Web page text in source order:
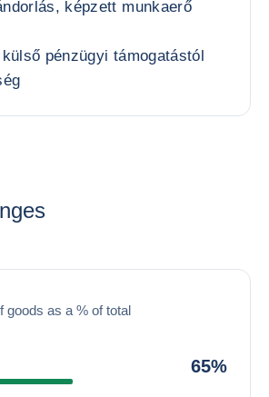
képzett munkaerő
pénzügyi támogatástól
goods as a % of total
65%